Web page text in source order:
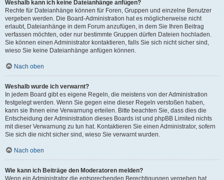
Weshalb kann ich keine Dateianhänge anfügen?
Rechte für Dateianhänge können für Foren, Gruppen und einzelne Benutzer
vergeben werden. Die Board-Administration hat es möglicherweise nicht
erlaubt, Dateianhänge in dem Forum anzufügen, in dem Sie Ihren Beitrag
verfassen möchten, oder nur bestimmte Gruppen dürfen Dateien hochladen.
Sie können einen Administrator kontaktieren, falls Sie sich nicht sicher sind,
wieso Sie keine Dateianhänge anfügen können.
Nach oben
Weshalb wurde ich verwarnt?
In jedem Board gibt es eigene Regeln, die meistens von der Administration
festgelegt werden. Wenn Sie gegen eine dieser Regeln verstoßen haben,
kann sie Ihnen eine Verwarnung erteilen. Bitte beachten Sie, dass dies die
Entscheidung der Administration dieses Boards ist und phpBB Limited nichts
mit dieser Verwarnung zu tun hat. Kontaktieren Sie einen Administrator, sofern
Sie sich die nicht sicher sind, wieso Sie verwarnt wurden.
Nach oben
Wie kann ich Beiträge den Moderatoren melden?
Wenn ein Administrator die entsprechenden Berechtigungen vergeben hat,